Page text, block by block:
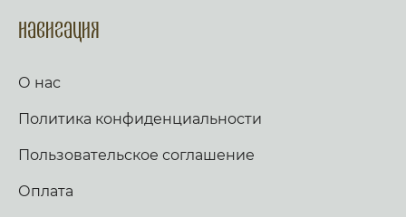
Навигация
О нас
Политика конфиденциальности
Пользовательское соглашение
Оплата